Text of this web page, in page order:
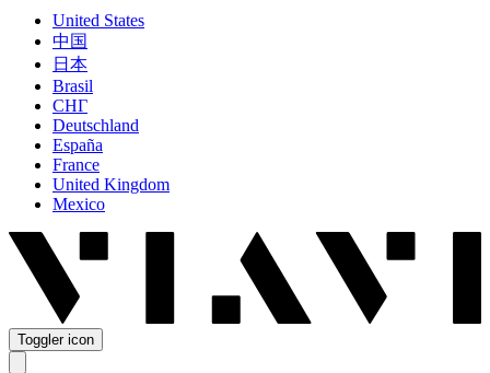
United States
中国
日本
Brasil
СНГ
Deutschland
España
France
United Kingdom
Mexico
Toggler icon